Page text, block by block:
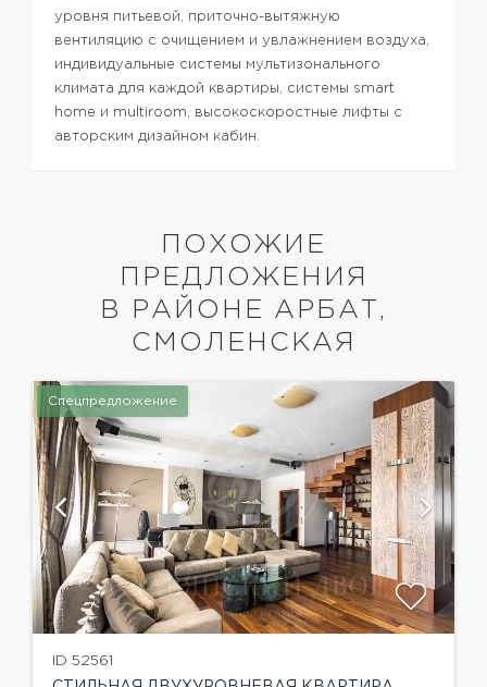
уровня питьевой, приточно-вытяжную
вентиляцию с очищением и увлажнением воздуха,
индивидуальные системы мультизонального
климата для каждой квартиры, системы smart
home и multiroom, высокоскоростные лифты с
авторским дизайном кабин.
ПОХОЖИЕ
ПРЕДЛОЖЕНИЯ
В РАЙОНЕ АРБАТ,
СМОЛЕНСКАЯ
Спецпредложение
ID 52561